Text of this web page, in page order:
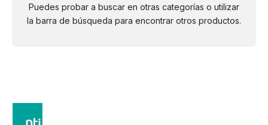
Puedes probar a buscar en otras categorías o utilizar
la barra de búsqueda para encontrar otros productos.